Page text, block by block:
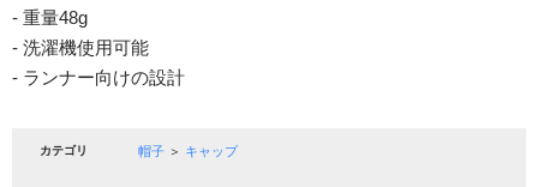
- 重量48g
- 洗濯機使用可能
- ランナー向けの設計
カテゴリ 帽子 ＞ キャップ